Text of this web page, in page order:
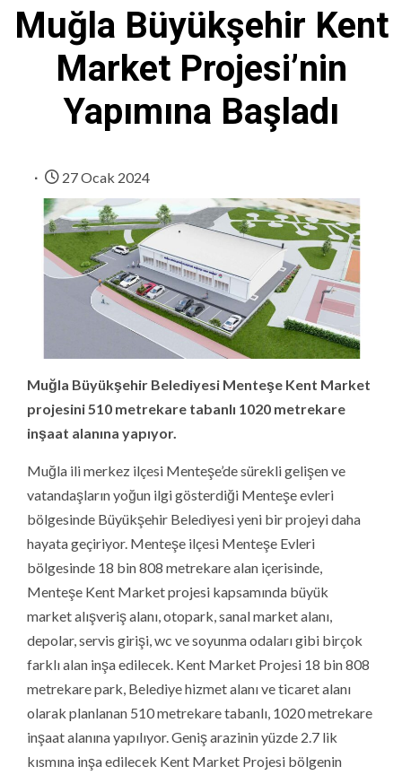
Muğla Büyükşehir Kent
Market Projesi’nin
Yapımına Başladı
27 Ocak 2024
Muğla Büyükşehir Belediyesi Menteşe Kent Market
projesini 510 metrekare tabanlı 1020 metrekare
inşaat alanına yapıyor.
Muğla ili merkez ilçesi Menteşe’de sürekli gelişen ve
vatandaşların yoğun ilgi gösterdiği Menteşe evleri
bölgesinde Büyükşehir Belediyesi yeni bir projeyi daha
hayata geçiriyor. Menteşe ilçesi Menteşe Evleri
bölgesinde 18 bin 808 metrekare alan içerisinde,
Menteşe Kent Market projesi kapsamında büyük
market alışveriş alanı, otopark, sanal market alanı,
depolar, servis girişi, wc ve soyunma odaları gibi birçok
farklı alan inşa edilecek. Kent Market Projesi 18 bin 808
metrekare park, Belediye hizmet alanı ve ticaret alanı
olarak planlanan 510 metrekare tabanlı, 1020 metrekare
inşaat alanına yapılıyor. Geniş arazinin yüzde 2.7 lik
kısmına inşa edilecek Kent Market Projesi bölgenin